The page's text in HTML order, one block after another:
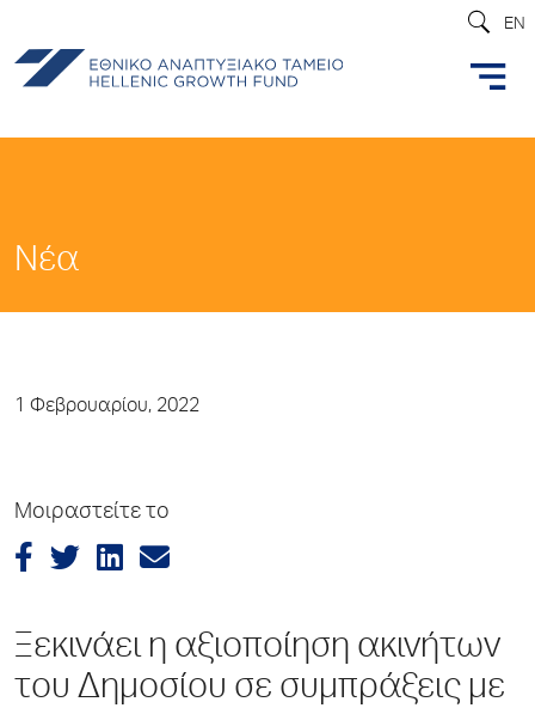
EN
Νέα
1 Φεβρουαρίου, 2022
Μοιραστείτε το
Ξεκινάει η αξιοποίηση ακινήτων
του Δημοσίου σε συμπράξεις με